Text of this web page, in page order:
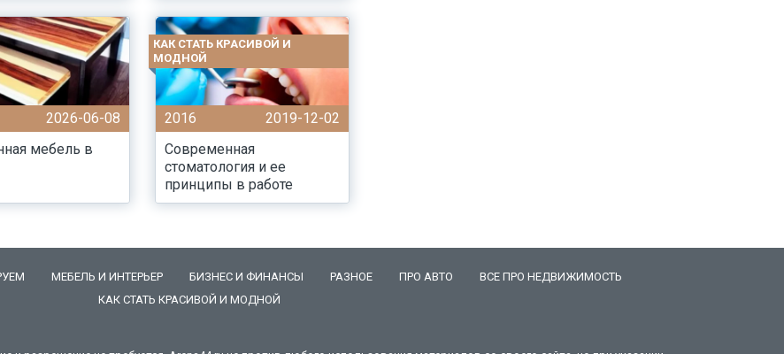
2026-06-08
мебель в
КАК СТАТЬ КРАСИВОЙ И
МОДНОЙ
2016
2019-12-02
Современная
стоматология и ее
принципы в работе
МЕБЕЛЬ И ИНТЕРЬЕР БИЗНЕС И ФИНАНСЫ РАЗНОЕ ПРО АВТО
ВСЕ ПРО НЕДВИЖИМОСТЬ
КАК СТАТЬ КРАСИВОЙ И МОДНОЙ